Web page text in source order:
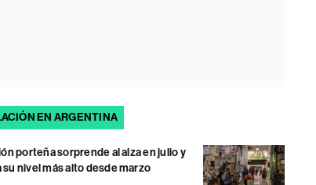
EN ARGENTINA
porteña sorprende al alza en julio y
su nivel más alto desde marzo